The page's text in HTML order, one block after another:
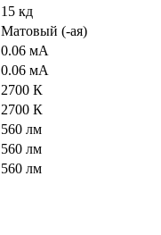
15 кд
Матовый (-ая)
0.06 мА
0.06 мА
2700 К
2700 К
560 лм
560 лм
560 лм